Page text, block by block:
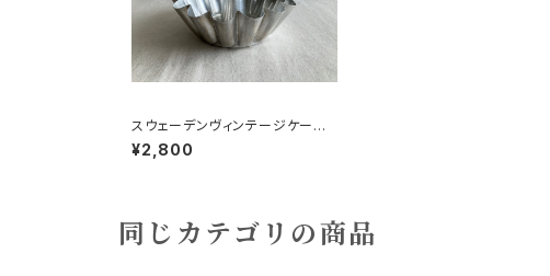
スウェーデンヴィンテージケーキ
型
¥2,800
同じカテゴリの商品